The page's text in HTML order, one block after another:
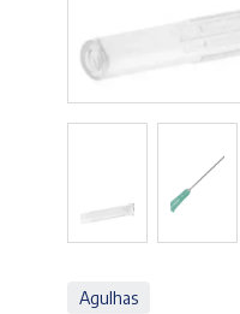
Agulhas